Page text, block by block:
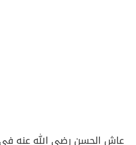
عاش الحسن رضي الله عنه في